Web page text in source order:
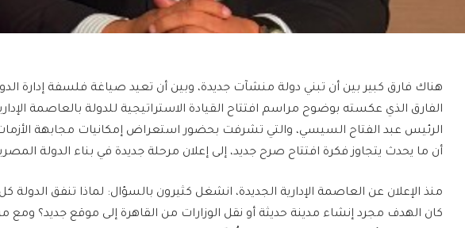
هناك فارق كبير بين أن تبني دولة منشآت جديدة، وبين أن تعيد صياغة فلسفة إدارة
الفارق الذي عكسته بوضوح مراسم افتتاح القيادة الاستراتيجية للدولة بالعاصمة
الرئيس عبد الفتاح السيسي، والتي تشرفت بحضور استعراض إمكانيات مجابهة الأزمات
أن ما يحدث يتجاوز فكرة افتتاح صرح جديد، إلى إعلان مرحلة جديدة في بناء الدولة
منذ الإعلان عن العاصمة الإدارية الجديدة، انشغل كثيرون بالسؤال: لماذا تنفق الدولة
كان الهدف مجرد إنشاء مدينة حديثة أو نقل الوزارات من القاهرة إلى موقع جديد؟ ومع